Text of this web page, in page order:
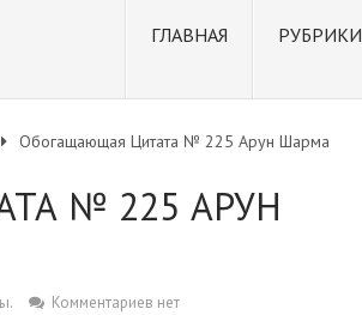
ГЛАВНАЯ РУБРИКИ
Обогащающая Цитата № 225 Арун Шарма
№ 225 АРУН
Комментариев нет